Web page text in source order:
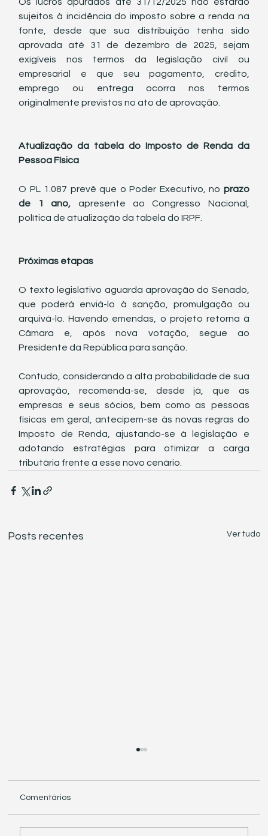
sujeitos à incidência do imposto sobre a renda na
fonte, desde que sua distribuição tenha sido
aprovada até 31 de dezembro de 2025, sejam
exigíveis nos termos da legislação civil ou
empresarial e que seu pagamento, crédito,
emprego ou entrega ocorra nos termos
originalmente previstos no ato de aprovação.
Atualização da tabela do Imposto de Renda da
Pessoa Física
O PL 1.087 prevê que o Poder Executivo, no prazo
de 1 ano, apresente ao Congresso Nacional,
política de atualização da tabela do IRPF.
Próximas etapas
O texto legislativo aguarda aprovação do Senado,
que poderá enviá-lo à sanção, promulgação ou
arquivá-lo. Havendo emendas, o projeto retorna à
Câmara e, após nova votação, segue ao
Presidente da República para sanção.
Contudo, considerando a alta probabilidade de sua
aprovação, recomenda-se, desde já, que as
empresas e seus sócios, bem como as pessoas
físicas em geral, antecipem-se às novas regras do
Imposto de Renda, ajustando-se à legislação e
adotando estratégias para otimizar a carga
tributária frente a esse novo cenário.
Posts recentes Ver tudo
Comentários